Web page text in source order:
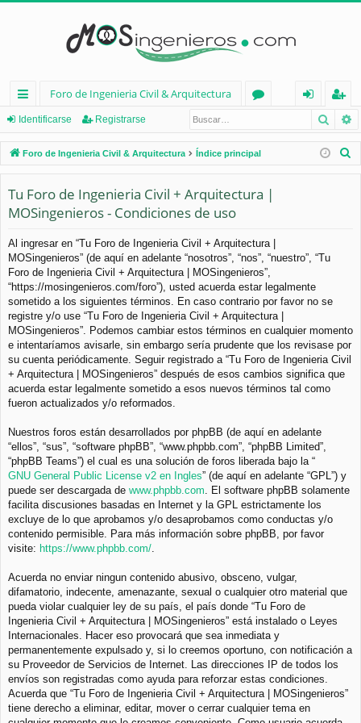
nl
ac
es
rá
pi
d
os
Foro de Ingenieria Civil & Arquitectura
os
nt
ifi
eg
ist
ra
Identificarse Registrarse
Foro de Ingenieria Civil & Arquitectura Índice principal
Tu Foro de Ingenieria Civil + Arquitectura |
MOSingenieros - Condiciones de uso
Al ingresar en “Tu Foro de Ingenieria Civil + Arquitectura |
MOSingenieros” (de aquí en adelante “nosotros”, “nos”, “nuestro”, “Tu
Foro de Ingenieria Civil + Arquitectura | MOSingenieros”,
“https://mosingenieros.com/foro”), usted acuerda estar legalmente
sometido a los siguientes términos. En caso contrario por favor no se
registre y/o use “Tu Foro de Ingenieria Civil + Arquitectura |
MOSingenieros”. Podemos cambiar estos términos en cualquier momento
e intentaríamos avisarle, sin embargo sería prudente que los revisase por
su cuenta periódicamente. Seguir registrado a “Tu Foro de Ingenieria Civil
+ Arquitectura | MOSingenieros” después de esos cambios significa que
acuerda estar legalmente sometido a esos nuevos términos tal como
fueron actualizados y/o reformados.
Nuestros foros están desarrollados por phpBB (de aquí en adelante
“ellos”, “sus”, “software phpBB”, “www.phpbb.com”, “phpBB Limited”,
“phpBB Teams”) el cual es una solución de foros liberada bajo la “
GNU General Public License v2 en Ingles” (de aquí en adelante “GPL”) y
puede ser descargada de www.phpbb.com . El software phpBB solamente
facilita discusiones basadas en Internet y la GPL estrictamente los
excluye de lo que aprobamos y/o desaprobamos como conductas y/o
contenido permisible. Para más información sobre phpBB, por favor
visite: https://www.phpbb.com/
Acuerda no enviar ningun contenido abusivo, obsceno, vulgar,
difamatorio, indecente, amenazante, sexual o cualquier otro material que
pueda violar cualquier ley de su país, el país donde “Tu Foro de
Ingenieria Civil + Arquitectura | MOSingenieros” está instalado o Leyes
Internacionales. Hacer eso provocará que sea inmediata y
permanentemente expulsado y, si lo creemos oportuno, con notificación a
su Proveedor de Servicios de Internet. Las direcciones IP de todos los
envíos son registradas como ayuda para reforzar estas condiciones.
Acuerda que “Tu Foro de Ingenieria Civil + Arquitectura | MOSingenieros”
tiene derecho a eliminar, editar, mover o cerrar cualquier tema en